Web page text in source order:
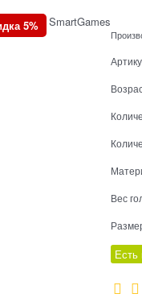
5%
Вес
Есть